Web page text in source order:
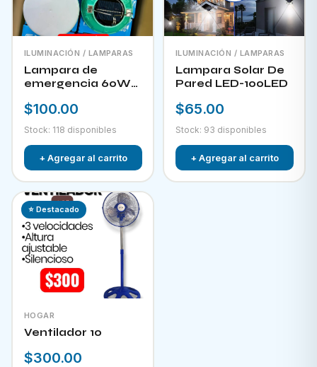
ILUMINACIÓN / LAMPARAS
Lampara de
emergencia 60W
$100.00
Stock: 118 disponibles
+ Agregar al carrito
ILUMINACIÓN / LAMPARAS
Lampara Solar De
Pared LED-100LED
$65.00
Stock: 93 disponibles
+ Agregar al carrito
⭐ Destacado
HOGAR
Ventilador 10
$300.00